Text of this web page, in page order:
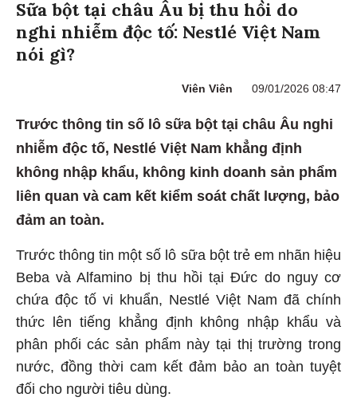
Sữa bột tại châu Âu bị thu hồi do
nghi nhiễm độc tố: Nestlé Việt Nam
nói gì?
Viên Viên 09/01/2026 08:47
Trước thông tin số lô sữa bột tại châu Âu nghi
nhiễm độc tố, Nestlé Việt Nam khẳng định
không nhập khẩu, không kinh doanh sản phẩm
liên quan và cam kết kiểm soát chất lượng, bảo
đảm an toàn.
Trước thông tin một số lô sữa bột trẻ em nhãn hiệu
Beba và Alfamino bị thu hồi tại Đức do nguy cơ
chứa độc tố vi khuẩn, Nestlé Việt Nam đã chính
thức lên tiếng khẳng định không nhập khẩu và
phân phối các sản phẩm này tại thị trường trong
nước, đồng thời cam kết đảm bảo an toàn tuyệt
đối cho người tiêu dùng.